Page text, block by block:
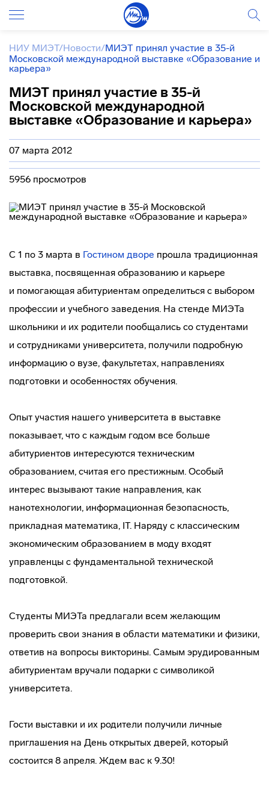
НИУ МИЭТ/Новости/МИЭТ принял участие в 35-й
Московской международной выставке «Образование и
карьера»
МИЭТ принял участие в 35-й
Московской международной
выставке «Образование и карьера»
07 марта 2012
5956 просмотров
С 1 по 3 марта в Гостином дворе прошла традиционная
выставка, посвященная образованию и карьере
и помогающая абитуриентам определиться с выбором
профессии и учебного заведения. На стенде МИЭТа
школьники и их родители пообщались со студентами
и сотрудниками университета, получили подробную
информацию о вузе, факультетах, направлениях
подготовки и особенностях обучения.
Опыт участия нашего университета в выставке
показывает, что с каждым годом все больше
абитуриентов интересуются техническим
образованием, считая его престижным. Особый
интерес вызывают такие направления, как
нанотехнологии, информационная безопасность,
прикладная математика, IT. Наряду с классическим
экономическим образованием в моду входят
управленцы с фундаментальной технической
подготовкой.
Студенты МИЭТа предлагали всем желающим
проверить свои знания в области математики и физики,
ответив на вопросы викторины. Самым эрудированным
абитуриентам вручали подарки с символикой
университета.
Гости выставки и их родители получили личные
приглашения на День открытых дверей, который
состоится 8 апреля. Ждем вас к 9.30!